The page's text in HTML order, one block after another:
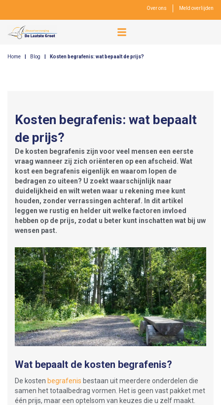
Over ons Meld overlijden
Home Blog Kosten begrafenis: wat bepaalt de prijs?
Kosten begrafenis: wat bepaalt
de prijs?
De kosten begrafenis zijn voor veel mensen een eerste
vraag wanneer zij zich oriënteren op een afscheid. Wat
kost een begrafenis eigenlijk en waarom lopen de
bedragen zo uiteen? U zoekt waarschijnlijk naar
duidelijkheid en wilt weten waar u rekening mee kunt
houden, zonder verrassingen achteraf. In dit artikel
leggen we rustig en helder uit welke factoren invloed
hebben op de prijs, zodat u beter kunt inschatten wat bij uw
wensen past.
Wat bepaalt de kosten begrafenis?
De kosten begrafenis bestaan uit meerdere onderdelen die
samen het totaalbedrag vormen. Het is geen vast pakket met
één prijs, maar een optelsom van keuzes die u zelf maakt.